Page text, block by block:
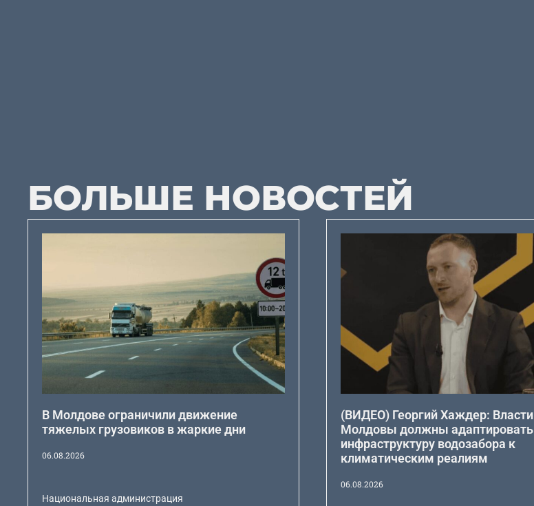
БОЛЬШЕ НОВОСТЕЙ
В Молдове ограничили движение
тяжелых грузовиков в жаркие дни
06.08.2026
Национальная администрация
(ВИДЕО) Георгий Хаждер: Власти
Молдовы должны адаптировать
инфраструктуру водозабора к
климатическим реалиям
06.08.2026